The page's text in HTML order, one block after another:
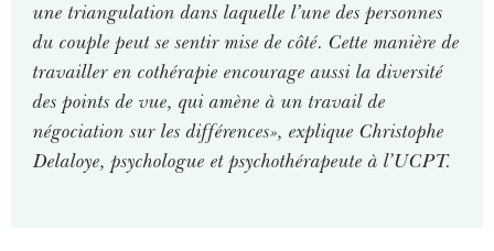
une triangulation dans laquelle l’une des personnes
du couple peut se sentir mise de côté. Cette manière de
travailler en cothérapie encourage aussi la diversité
des points de vue, qui amène à un travail de
négociation sur les différences», explique Christophe
Delaloye, psychologue et psychothérapeute à l’UCPT.